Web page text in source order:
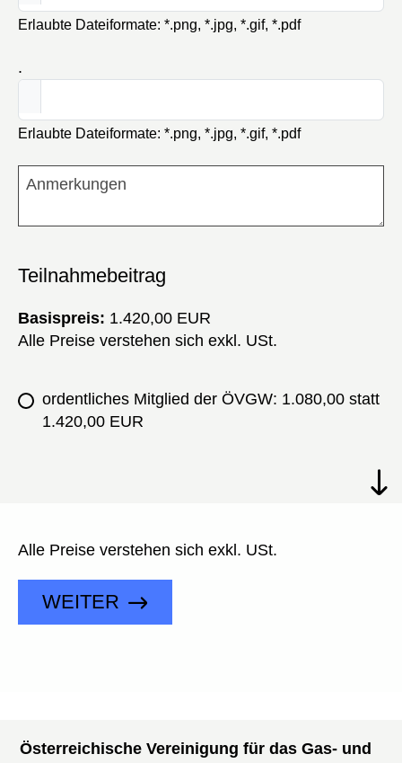
Erlaubte Dateiformate: *.png, *.jpg, *.gif, *.pdf
.
Erlaubte Dateiformate: *.png, *.jpg, *.gif, *.pdf
Anmerkungen
Teilnahmebeitrag
Basispreis: 1.420,00 EUR
Alle Preise verstehen sich exkl. USt.
Typordentliches Mitglied der ÖVGW: 1.080,00 statt
1.420,00 EUR
Alle Preise verstehen sich exkl. USt.
WEITER
Österreichische Vereinigung für das Gas- und